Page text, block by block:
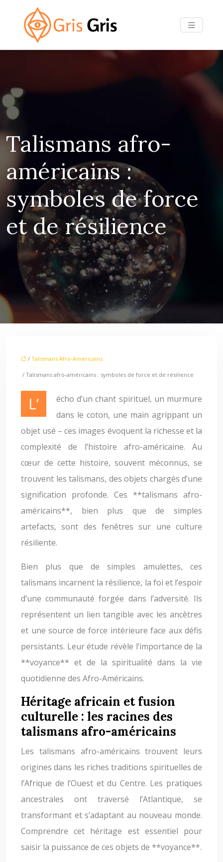
Talismans afro-
américains :
symboles de force
et de résilience
/ Talismans Afro-Américains
/ Talismans afro-américains : symboles de force et de résilience
L’écho d’un chant spirituel, un murmure
dans le coton, une main agrippant un
objet usé – ces images évoquent la richesse et la
complexité de l’histoire afro-américaine. Au
cœur de cette histoire, souvent méconnus, se
trouvent les talismans, des objets chargés d’une
signification profonde. Ces **talismans afro-
américains**, bien plus que de simples
artefacts, sont des fenêtres sur une culture
résiliente.
Bien plus que de simples amulettes, ces
talismans incarnent la résilience, la foi et l’espoir
d’une communauté forgée dans l’adversité. Ils
représentent un lien tangible avec les ancêtres
et une source de force intérieure face aux défis
persistants. Leur étude révèle l’importance de la
**voyance** et de la spiritualité dans la vie
quotidienne des Afro-Américains.
Héritage africain et fusion
culturelle : les racines des
talismans afro-américains
Les talismans afro-américains trouvent leurs
origines dans les riches traditions spirituelles de
l’Afrique de l’Ouest et du Centre. Les pratiques
ancestrales ont traversé l’Atlantique, se
transformant et s’adaptant au nouveau monde.
Comprendre cet héritage est essentiel pour
saisir la puissance de ces objets de **voyance**.